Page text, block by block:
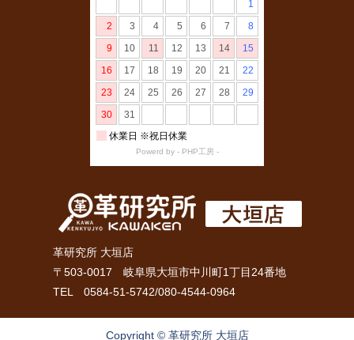
革研究所 大垣店
〒503-0017 岐阜県大垣市中川町1丁目24番地
TEL 0584-51-5742/080-4544-0964
Copyright © 革研究所 大垣店